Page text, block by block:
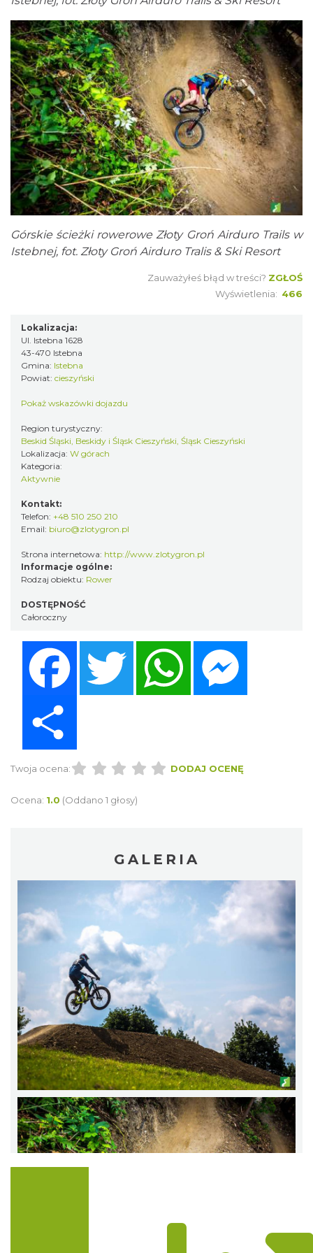
Górskie ścieżki rowerowe Złoty Groń Airduro Trails w
Istebnej, fot. Złoty Groń Airduro Tralis & Ski Resort
Zauważyłeś błąd w treści? ZGŁOŚ
Wyświetlenia: 466
Lokalizacja:
Ul. Istebna 1628
43-470 Istebna
Gmina: Istebna
Powiat: cieszyński
Pokaż wskazówki dojazdu
Region turystyczny:
Beskid Śląski, Beskidy i Śląsk Cieszyński, Śląsk Cieszyński
Lokalizacja: W górach
Kategoria:
Aktywnie
Kontakt:
Telefon: +48 510 250 210
Email: biuro@zlotygron.pl
Strona internetowa: http://www.zlotygron.pl
Informacje ogólne:
Rodzaj obiektu: Rower
DOSTĘPNOŚĆ
Całoroczny
Twitter WhatsApp
Twoja ocena: DODAJ OCENĘ
Ocena: 1.0 (Oddano 1 głosy)
GALERIA